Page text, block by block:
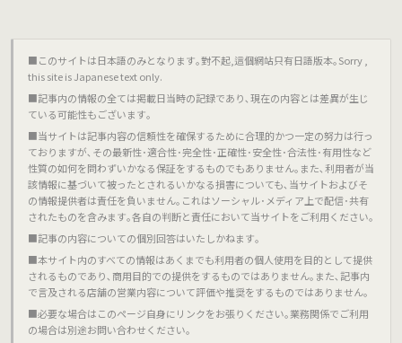
■このサイトは日本語のみとなります｡對不起,這個網站只有日語版本｡Sorry ,
this site is Japanese text only.
■記事内の情報の全ては掲載日当時の記録であり､現在の内容とは差異が生じ
ている可能性もございます｡
■当サイトは記事内容の信頼性を確保するために合理的かつ一定の努力は行っ
ておりますが､その最新性･適合性･完全性･正確性･安全性･合法性･有用性など
性質の如何を問わずいかなる保証をするものでもありません｡また､利用者が当
該情報に基づいて被ったとされるいかなる損害についても､当サイトおよびそ
の情報提供者は責任を負いません｡これはソーシャル･メディア上で配信･共有
されたものを含みます｡各自の判断と責任において当サイトをご利用ください｡
■記事の内容についての個別回答はいたしかねます｡
■本サイト内のすべての情報はあくまでも利用者の個人使用を目的として提供
されるものであり､商用目的での提供をするものではありません｡また､記事内
で言及される店舗の営業内容について評価や推奨をするものではありません｡
■必要な場合はこのページ自身にリンクをお張りください｡業務関係でご利用
の場合は別途お問い合わせください｡